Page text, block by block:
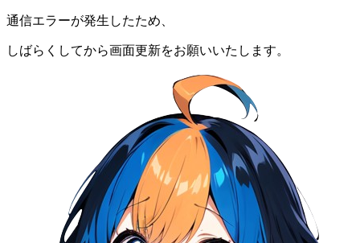
通信エラーが発生したため、
しばらくしてから画面更新をお願いいたします。